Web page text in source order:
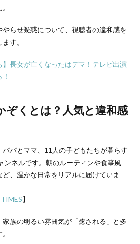
らせ疑惑について、視聴者の違和感を
す。
】長女が亡くなったはデマ！テレビ出演
ぞくとは？人気と違和感
パパとママ、11人の子どもたちが暮らす
ンネルです。朝のルーティンや食事風
、温かな日常をリアルに届けていま
】
家族の明るい雰囲気が「癒される」と多